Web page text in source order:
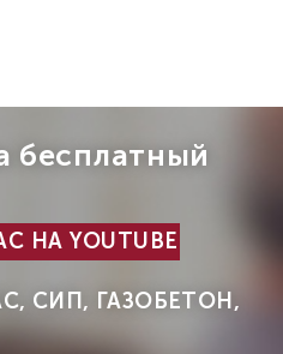
бесплатный
НА YOUTUBE
СИП, ГАЗОБЕТОН,